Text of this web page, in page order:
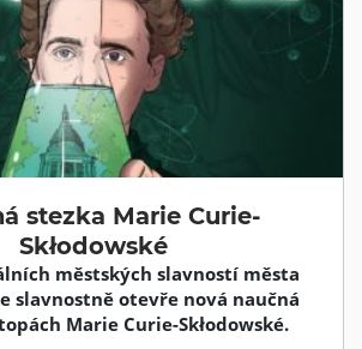
stezka Marie Curie-
Skłodowské
městských slavností města
slavnostně otevře nová naučná
Marie Curie-Skłodowské.